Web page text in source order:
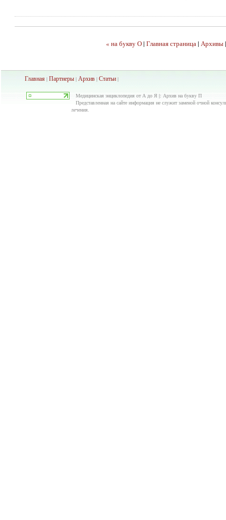
« на бyквy О|Главная страница|Архивы
Главная | Партнеры | Архив | Статьи |
Медицинская энциклопедия от А до Я |: Архив на бyквy П
Представленная на сайте информация не служит заменой очной
лечения.